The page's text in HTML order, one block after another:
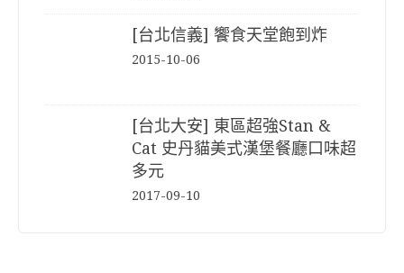
[台北信義] 饗食天堂飽到炸
2015-10-06
[台北大安] 東區超強Stan &
Cat 史丹貓美式漢堡餐廳口味超
多元
2017-09-10